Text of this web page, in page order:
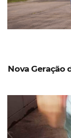
Nova Geração